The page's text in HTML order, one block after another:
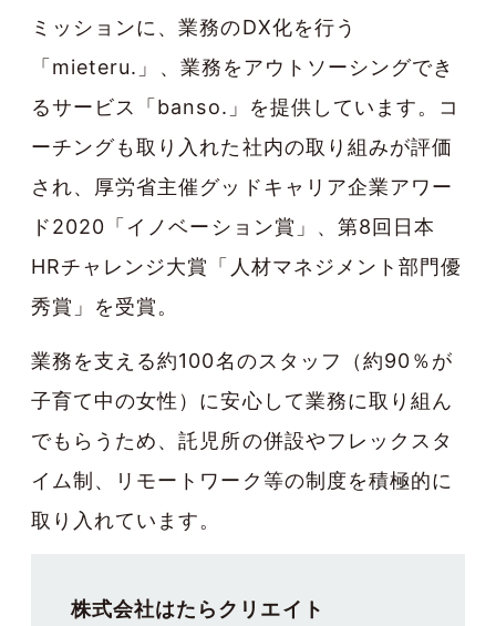
ミッションに、業務のDX化を行う
「mieteru.」、業務をアウトソーシングでき
るサービス「banso.」を提供しています。コ
ーチングも取り入れた社内の取り組みが評価
され、厚労省主催グッドキャリア企業アワー
ド2020「イノベーション賞」、第8回日本
HRチャレンジ大賞「人材マネジメント部門優
秀賞」を受賞。
業務を支える約100名のスタッフ（約90％が
子育て中の女性）に安心して業務に取り組ん
でもらうため、託児所の併設やフレックスタ
イム制、リモートワーク等の制度を積極的に
取り入れています。
株式会社はたらクリエイト